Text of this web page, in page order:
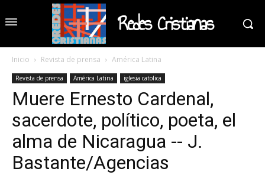
Redes Cristianas
Inicio Revista de prensa América Latina
Revista de prensa América Latina iglesia catolica
Muere Ernesto Cardenal,
sacerdote, político, poeta, el
alma de Nicaragua -- J.
Bastante/Agencias